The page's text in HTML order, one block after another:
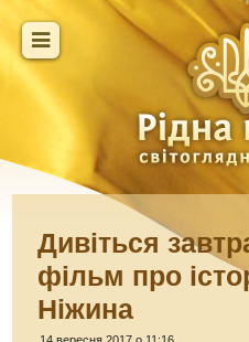
Дивіться
фільм про
Ніжина